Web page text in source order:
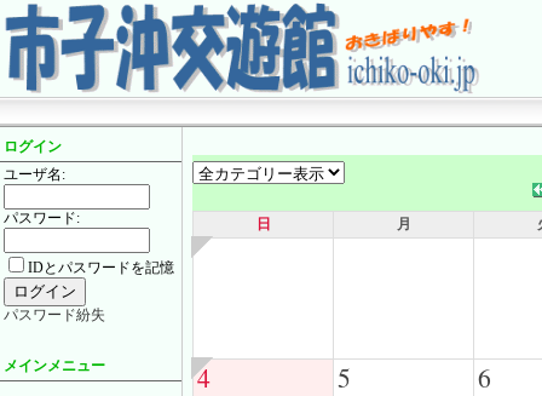
ログイン
ユーザ名:
パスワード:
IDとパスワードを記憶
パスワード紛失
メインメニュー
日 月
4 5 6